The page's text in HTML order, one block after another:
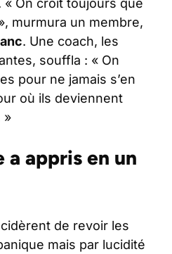
« On croit toujours que
murmura un membre,
. Une coach, les
souffla : « On
pour ne jamais s’en
où ils deviennent
»
a appris en un
de revoir les
mais par lucidité